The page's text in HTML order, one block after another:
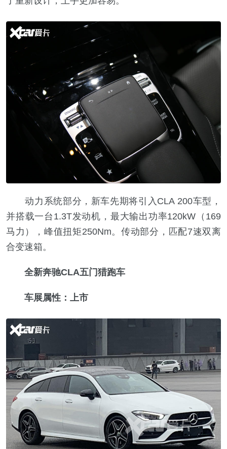
动力系统部分，新车先期将引入CLA 200车型，
并搭载一台1.3T发动机，最大输出功率120kW（169
马力），峰值扭矩250Nm。传动部分，匹配7速双离
合变速箱。
全新奔驰CLA五门猎跑车
车展属性：上市